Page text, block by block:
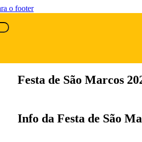
o footer
Festa de São Marcos
Info da Festa de São